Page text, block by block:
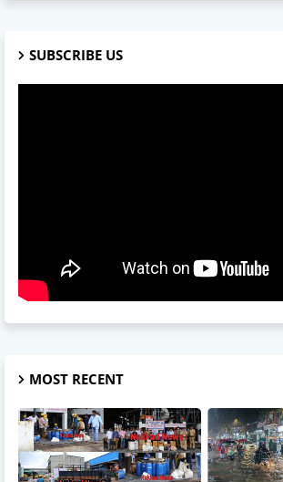
SUBSCRIBE US
MOST RECENT